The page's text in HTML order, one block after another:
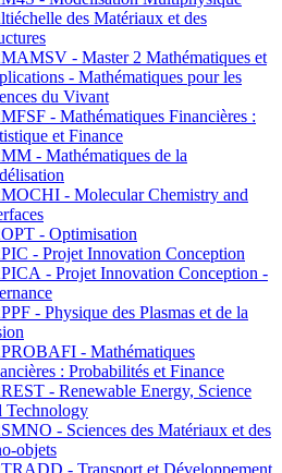
des Matériaux et des
- Master 2 Mathématiques et
- Mathématiques pour les
du Vivant
- Mathématiques Financières :
et Finance
- Mathématiques de la
- Molecular Chemistry and
- Optimisation
- Projet Innovation Conception
- Projet Innovation Conception -
- Physique des Plasmas et de la
- Mathématiques
: Probabilités et Finance
- Renewable Energy, Science
Technology
- Sciences des Matériaux et des
objets
- Transport et Développement